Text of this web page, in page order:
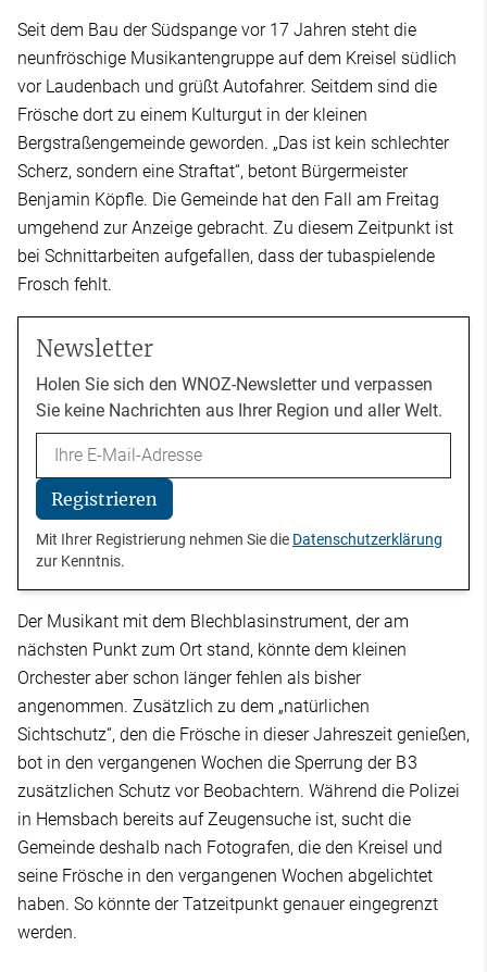
Seit dem Bau der Südspange vor 17 Jahren steht die
neunfröschige Musikantengruppe auf dem Kreisel südlich
vor Laudenbach und grüßt Autofahrer. Seitdem sind die
Frösche dort zu einem Kulturgut in der kleinen
Bergstraßengemeinde geworden. „Das ist kein schlechter
Scherz, sondern eine Straftat“, betont Bürgermeister
Benjamin Köpfle. Die Gemeinde hat den Fall am Freitag
umgehend zur Anzeige gebracht. Zu diesem Zeitpunkt ist
bei Schnittarbeiten aufgefallen, dass der tubaspielende
Frosch fehlt.
Newsletter
Holen Sie sich den WNOZ-Newsletter und verpassen
Sie keine Nachrichten aus Ihrer Region und aller Welt.
Email
Registrieren
Mit Ihrer Registrierung nehmen Sie die Datenschutzerklärung
zur Kenntnis.
Der Musikant mit dem Blechblasinstrument, der am
nächsten Punkt zum Ort stand, könnte dem kleinen
Orchester aber schon länger fehlen als bisher
angenommen. Zusätzlich zu dem „natürlichen
Sichtschutz“, den die Frösche in dieser Jahreszeit genießen,
bot in den vergangenen Wochen die Sperrung der B 3
zusätzlichen Schutz vor Beobachtern. Während die Polizei
in Hemsbach bereits auf Zeugensuche ist, sucht die
Gemeinde deshalb nach Fotografen, die den Kreisel und
seine Frösche in den vergangenen Wochen abgelichtet
haben. So könnte der Tatzeitpunkt genauer eingegrenzt
werden.